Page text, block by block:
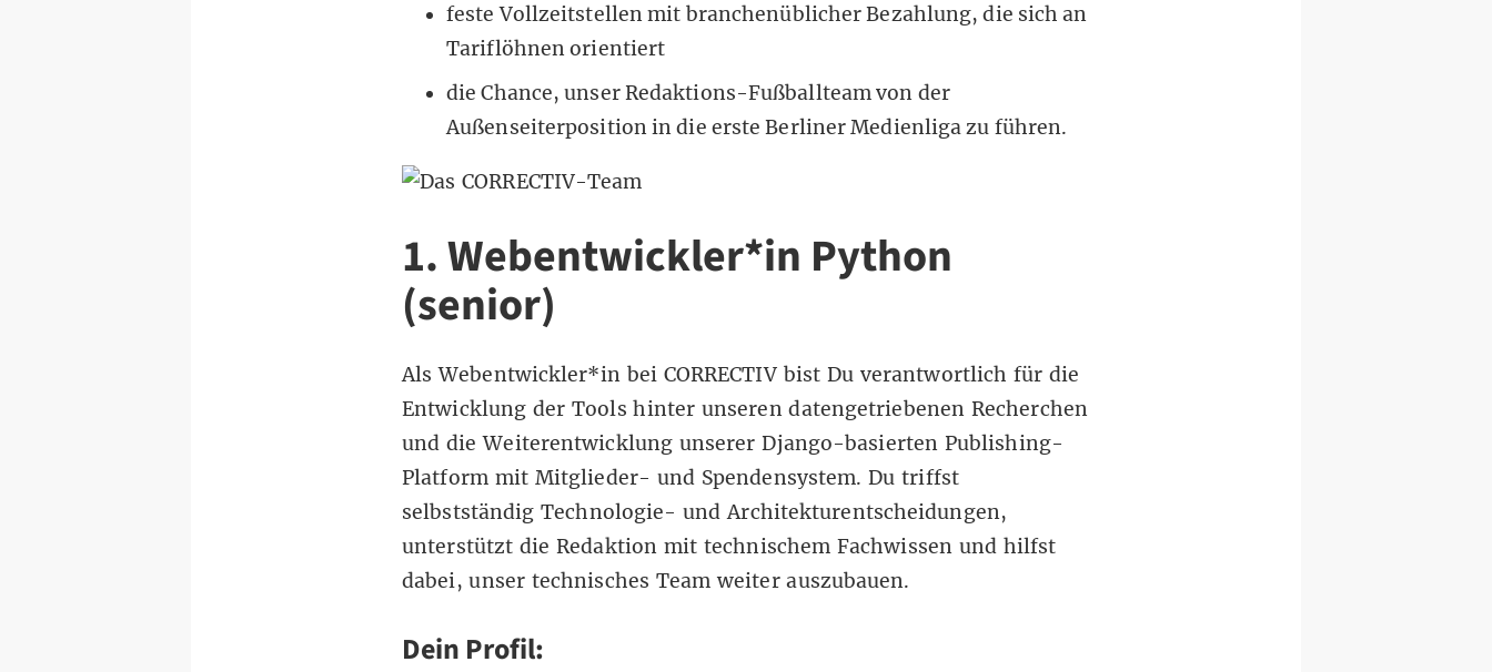
feste Vollzeitstellen mit branchenüblicher Bezahlung, die sich an
Tariflöhnen orientiert
die Chance, unser Redaktions-Fußballteam von der
Außenseiterposition in die ersteBerliner Medienligazu führen.
1. Webentwickler*in Python
(senior)
Als Webentwickler*in bei CORRECTIV bist Du verantwortlich für die
Entwicklung der Tools hinter unseren datengetriebenen Recherchen
und die Weiterentwicklung unserer Django-basierten Publishing-
Platform mit Mitglieder- und Spendensystem. Du triffst
selbstständig Technologie- und Architekturentscheidungen,
unterstützt die Redaktion mit technischem Fachwissen und hilfst
dabei, unser technisches Team weiter auszubauen.
Dein Profil: